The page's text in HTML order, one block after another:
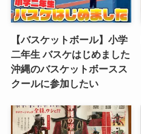
【バスケットボール】小学
二年生 バスケはじめました
沖縄のバスケットボースス
クールに参加したい